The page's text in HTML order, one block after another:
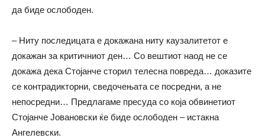
да биде ослободен.
– Ниту последицата е докажана ниту каузалитетот е
докажан за критичниот ден… Со вештиот наод не се
докажа дека Стојанче сторил телесна повреда… доказите
се контрадикторни, сведочењата се посредни, а не
непосредни… Предлагаме пресуда со која обвинетиот
Стојанче Јовановски ќе биде ослободен – истакна
Ангелевски.